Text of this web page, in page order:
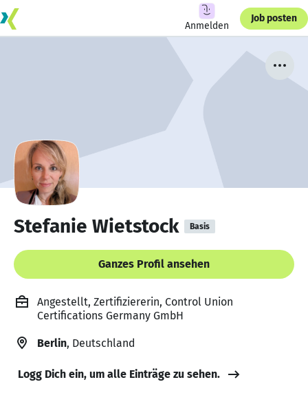
Anmelden
Job posten
Stefanie Wietstock Basis
Ganzes Profil ansehen
Angestellt, Zertifiziererin, Control Union
Certifications Germany GmbH
Berlin, Deutschland
Logg Dich ein, um alle Einträge zu sehen.